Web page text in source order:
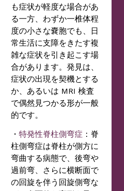
も症状が軽度な場合があ
る一方、わずか一椎体程
度の小さな嚢胞でも、日
常生活に支障をきたす複
雑な症状を引き起こす場
合があります。発見は、
症状の出現を契機とする
か、あるいは MRI 検査
で偶然見つかる形が一般
的です。
・特発性脊柱側弯症 ：脊
柱側弯症は脊柱が側方に
弯曲する病態で、後弯や
過前弯、さらに横断面で
の回旋を伴う回旋側弯な